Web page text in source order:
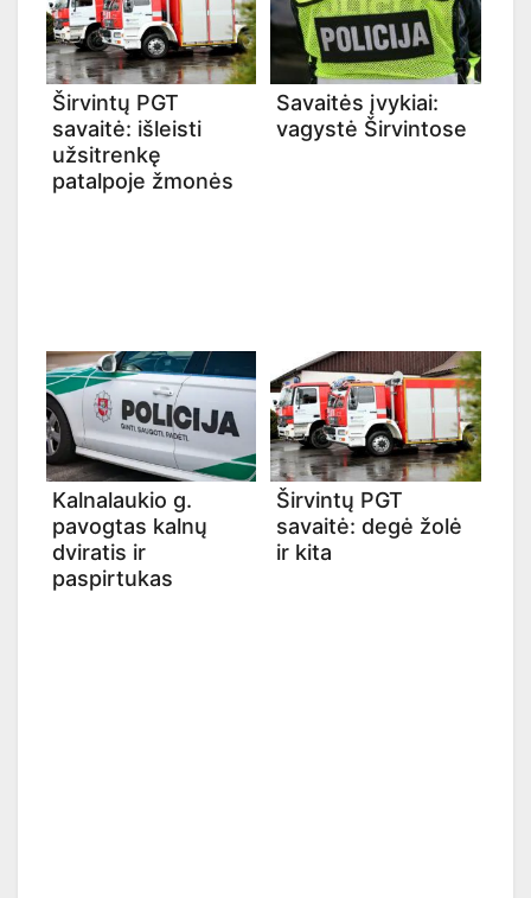
Širvintų PGT
savaitė: išleisti
užsitrenkę
patalpoje žmonės
Savaitės įvykiai:
vagystė Širvintose
Kalnalaukio g.
pavogtas kalnų
dviratis ir
paspirtukas
Širvintų PGT
savaitė: degė žolė
ir kita